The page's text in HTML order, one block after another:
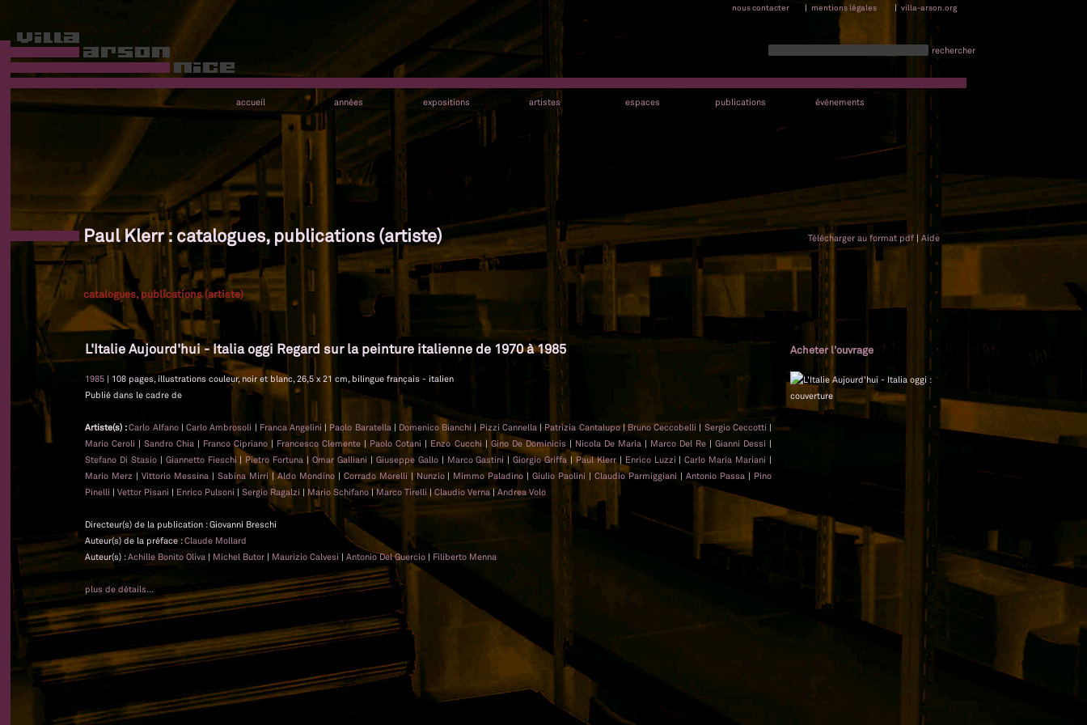
nous contacter | mentions légales | villa-arson.org
rechercher
accueil années expositions artistes espaces publications événements
Paul Klerr : catalogues, publications (artiste) Télécharger au format pdf | Aide
catalogues, publications (artiste)
L'Italie Aujourd'hui - Italia oggi Regard sur la peinture italienne de 1970 à 1985 Acheter l'ouvrage
1985 | 108 pages, illustrations couleur, noir et blanc, 26,5 x 21 cm, bilingue français - italien
Publié dans le cadre de
Artiste(s) :Carlo Alfano|Carlo Ambrosoli | Franca Angelini | Paolo Baratella | Domenico Bianchi |Pizzi Cannella|Patrizia Cantalupo|Bruno Ceccobelli | Sergio Ceccotti |
Mario Ceroli |Sandro Chia | Franco Cipriano | Francesco Clemente | Paolo Cotani | Enzo Cucchi | Gino De Dominicis | Nicola De Maria | Marco Del Re| Gianni Dessi |
Stefano Di Stasio| Giannetto Fieschi | Pietro Fortuna |Omar Galliani | Giuseppe Gallo| Marco Gastini |Giorgio Griffa | Paul Klerr| Enrico Luzzi |Carlo Maria Mariani |
Mario Merz | Vittorio Messina | Sabina Mirri |Aldo Mondino| Corrado Morelli | Nunzio| Mimmo Paladino |Giulio Paolini |Claudio Parmiggiani |Antonio Passa | Pino
Pinelli | Vettor Pisani | Enrico Pulsoni | Sergio Ragalzi | Mario Schifano|Marco Tirelli| Claudio Verna|Andrea Volo
Directeur(s) de la publication : Giovanni Breschi
Auteur(s) de la préface :Claude Mollard
Auteur(s) :Achille Bonito Oliva | Michel Butor | Maurizio Calvesi | Antonio Del Guercio | Filiberto Menna
plus de détails...